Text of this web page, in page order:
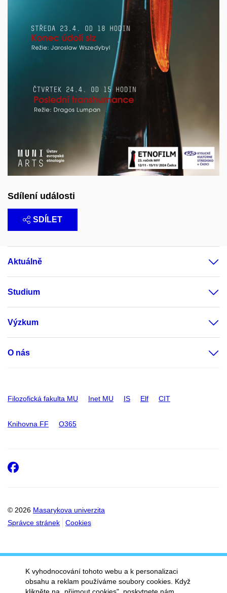
Sdílení události
SDÍLET
Aktuálně
Studium
Výzkum
O nás
Filozofická fakulta MU Inet MU IS Elf CIT
Knihovna FF O365
© 2026 Masarykova univerzita
Správce stránek
Cookies
Facebook
K vyhodnocování tohoto webu a k personalizaci
obsahu a reklam používáme soubory cookies. Když